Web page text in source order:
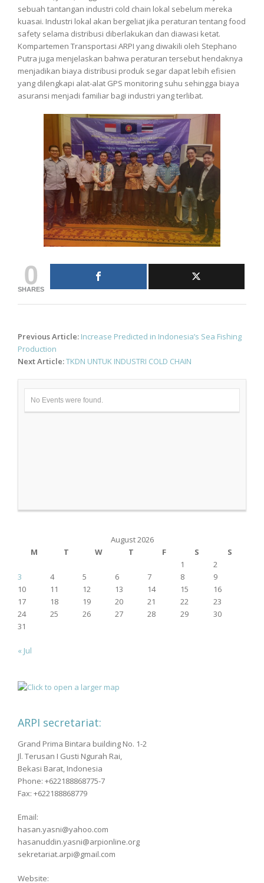
sebuah tantangan industri cold chain lokal sebelum mereka
kuasai. Industri lokal akan bergeliat jika peraturan tentang food
safety selama distribusi diberlakukan dan diawasi ketat.
Kompartemen Transportasi ARPI yang diwakili oleh Stephano
Putra juga menjelaskan bahwa peraturan tersebut hendaknya
menjadikan biaya distribusi produk segar dapat lebih efisien
yang dilengkapi alat-alat GPS monitoring suhu sehingga biaya
asuransi menjadi familiar bagi industri yang terlibat.
0
SHARES
Post
navigation
Previous Article: Increase Predicted in Indonesia’s Sea Fishing
Production
Next Article:TKDN UNTUK INDUSTRI COLD CHAIN
No Events were found.
August 2026
M
T W T F S
S
1
2
3
4 5 6 7 8
9
10
11 12 13 14 15
16
17
18 19 20 21 22
23
24
25 26 27 28 29
30
31
« Jul
ARPI secretariat:
Grand Prima Bintara building No. 1-2
Jl. Terusan I Gusti Ngurah Rai,
Bekasi Barat, Indonesia
Phone: +622188868775-7
Fax: +622188868779
Email:
hasan.yasni@yahoo.com
hasanuddin.yasni@arpionline.org
sekretariat.arpi@gmail.com
Website: